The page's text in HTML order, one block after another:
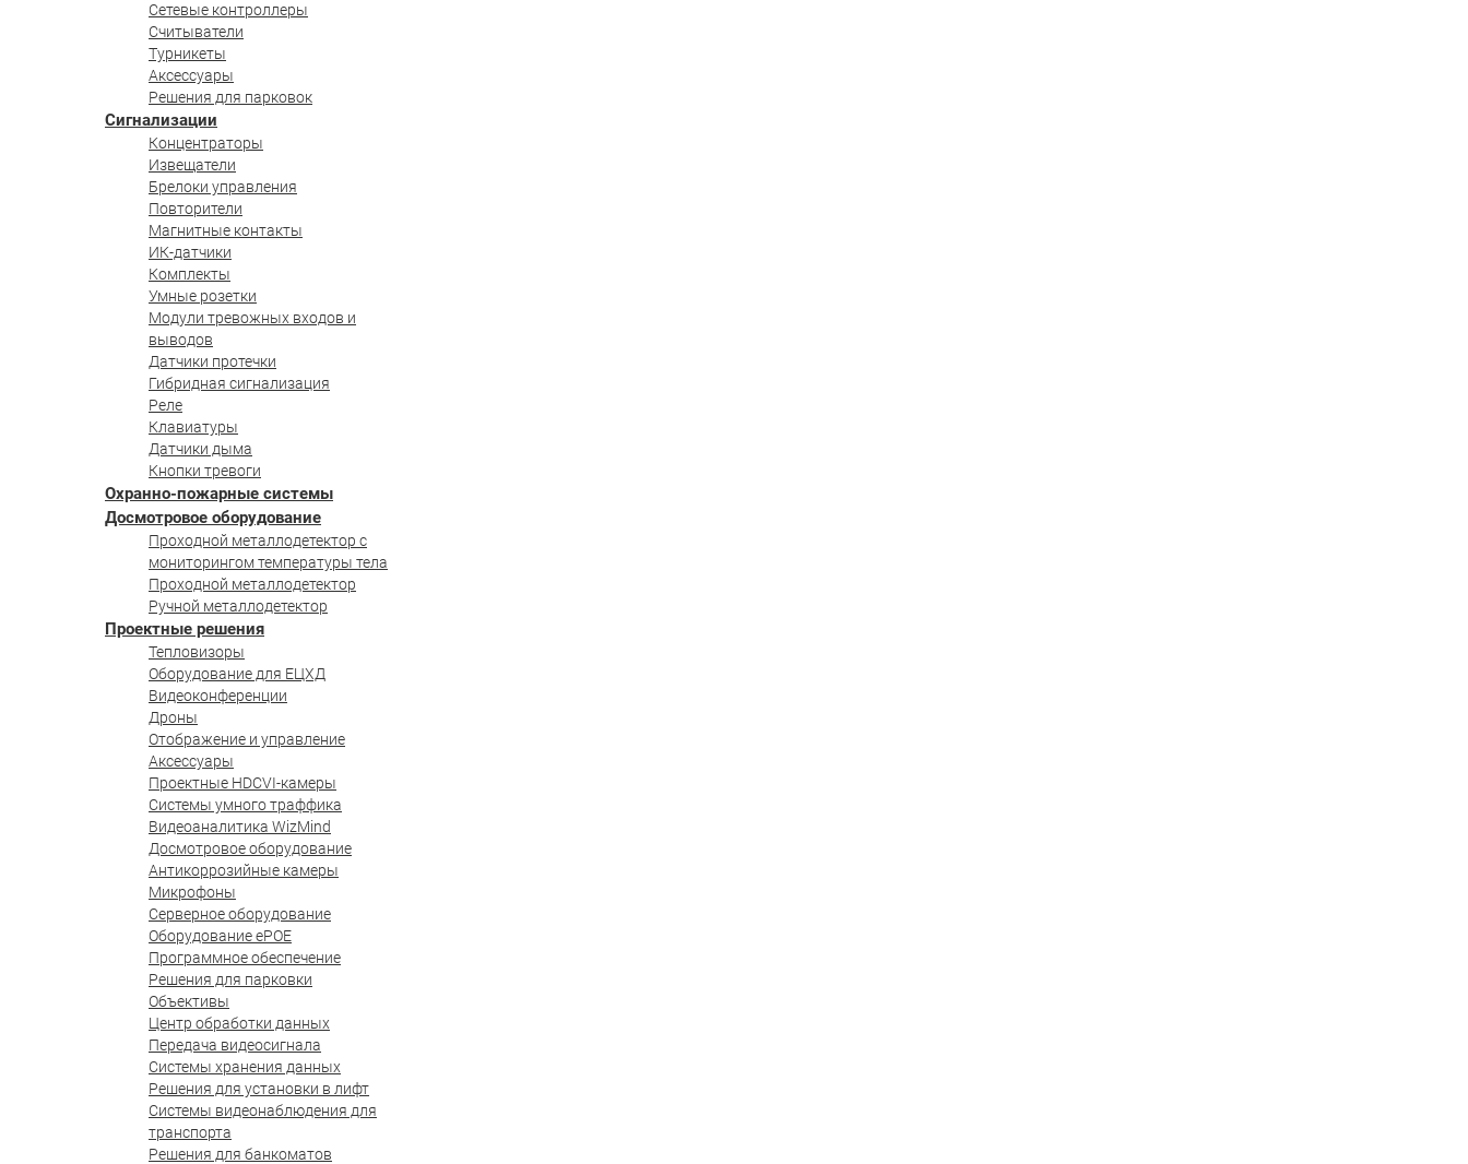
Сетевые контроллеры
Считыватели
Турникеты
Аксессуары
Решения для парковок
Сигнализации
Концентраторы
Извещатели
Брелоки управления
Повторители
Магнитные контакты
ИК-датчики
Комплекты
Умные розетки
Модули тревожных входов и
выводов
Датчики протечки
Гибридная сигнализация
Реле
Клавиатуры
Датчики дыма
Кнопки тревоги
Охранно-пожарные системы
Досмотровое оборудование
Проходной металлодетектор с
мониторингом температуры тела
Проходной металлодетектор
Ручной металлодетектор
Проектные решения
Тепловизоры
Оборудование для ЕЦХД
Видеоконференции
Дроны
Отображение и управление
Аксессуары
Проектные HDCVI-камеры
Системы умного траффика
Видеоаналитика WizMind
Досмотровое оборудование
Антикоррозийные камеры
Микрофоны
Серверное оборудование
Оборудование ePOE
Программное обеспечение
Решения для парковки
Объективы
Центр обработки данных
Передача видеосигнала
Системы хранения данных
Решения для установки в лифт
Системы видеонаблюдения для
транспорта
Решения для банкоматов